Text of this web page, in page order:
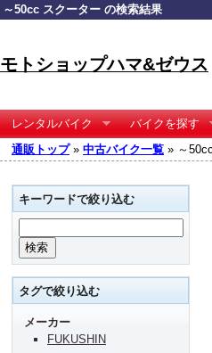
～50cc スクーター の検索結果
モトショップハマ&ゼウス
レンタルバイク バイクを探す
通販トップ» 中古バイク一覧 » ～
キーワードで絞り込む
タグで絞り込む
メーカー
FUKUSHIN